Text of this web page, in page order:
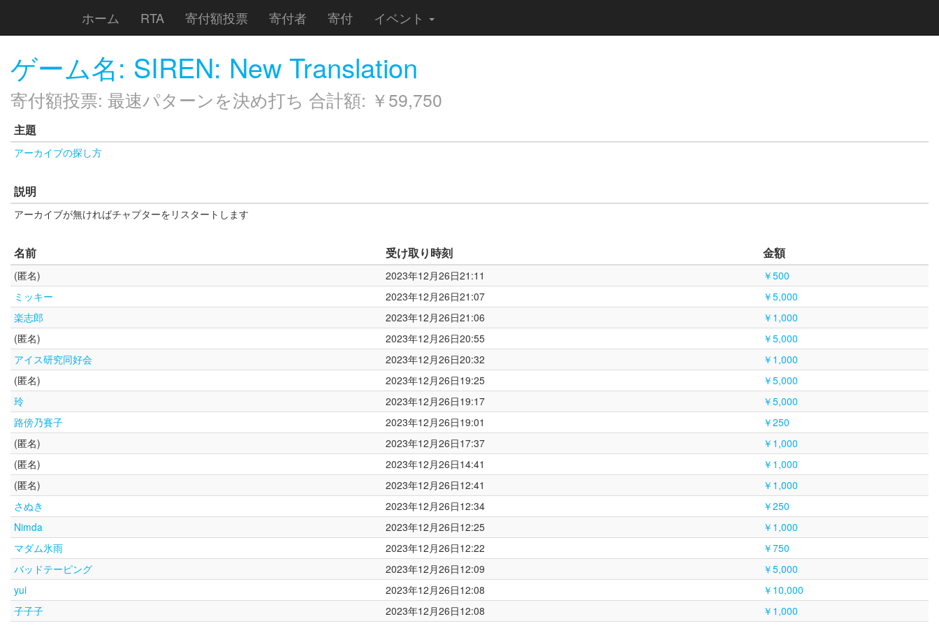
ホーム RTA 寄付額投票 寄付者 寄付 イベント
ゲーム名: SIREN: New Translation
寄付額投票: 最速パターンを決め打ち 合計額: ￥59,750
主題
アーカイブの探し方
説明
アーカイブが無ければチャプターをリスタートします
名前 受け取り時刻 金額
(匿名) 2023年12月26日21:11
￥500
ミッキー
2023年12月26日21:07
￥5,000
楽志郎
2023年12月26日21:06
￥1,000
(匿名)
2023年12月26日20:55
￥5,000
アイス研究同好会
2023年12月26日20:32
￥1,000
(匿名)
2023年12月26日19:25
￥5,000
玲
2023年12月26日19:17
￥5,000
路傍乃賽子
2023年12月26日19:01
￥250
(匿名)
2023年12月26日17:37
￥1,000
(匿名)
2023年12月26日14:41
￥1,000
(匿名)
2023年12月26日12:41
￥1,000
さぬき
2023年12月26日12:34
￥250
Nimda
2023年12月26日12:25
￥1,000
マダム氷雨
2023年12月26日12:22
￥750
バッドテーピング
2023年12月26日12:09
￥5,000
yui
2023年12月26日12:08
￥10,000
子子子
2023年12月26日12:08
￥1,000